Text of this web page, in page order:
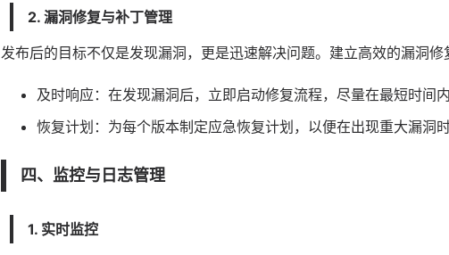
2. 漏洞修复与补丁管理
发布后的目标不仅是发现漏洞，更是迅速解决问题。建立高效的漏洞修
及时响应：在发现漏洞后，立即启动修复流程，尽量在最短时间内
恢复计划：为每个版本制定应急恢复计划，以便在出现重大漏洞
四、监控与日志管理
1. 实时监控